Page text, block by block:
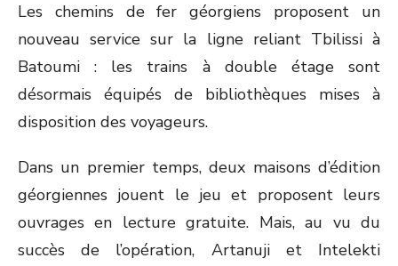
Les chemins de fer géorgiens proposent un
nouveau service sur la ligne reliant Tbilissi à
Batoumi : les trains à double étage sont
désormais équipés de bibliothèques mises à
disposition des voyageurs.
Dans un premier temps, deux maisons d’édition
géorgiennes jouent le jeu et proposent leurs
ouvrages en lecture gratuite. Mais, au vu du
succès de l’opération, Artanuji et Intelekti